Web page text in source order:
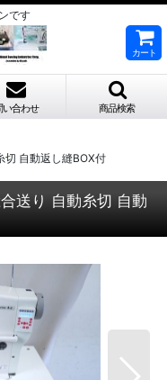
です
カート
い合わせ 商品検索
切 自動返し縫BOX付
送り 自動糸切 自動